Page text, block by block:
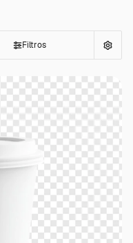
Filtros